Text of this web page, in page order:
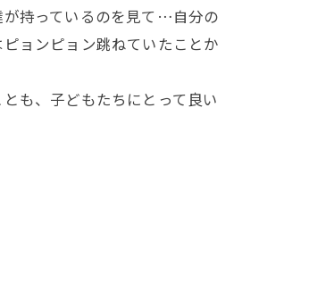
持っているのを見て…自分の
ョンピョン跳ねていたことか
も、子どもたちにとって良い